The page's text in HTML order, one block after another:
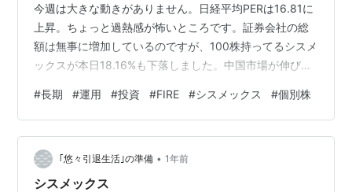
今週は大きな動きがありません。日経平均PERは16.81に
上昇。ちょっと過熱感が怖いところです。証券会社の総
額は無事に増加しているのですが、100株持ってるシスメ
ックスが本日18.16%も下落しました。中国市場が伸び悩
で、残りの期間での復活を待つばかりです。連日で下げ
るかもしれないと思いつつ、ナンピンで100株買ってしま
いました。 投資初心者は下がれば買い、上がれば売ると
言われますが、半分は私に当てはまっています。仕事を
していて日中の売買が出来ないので、これぐらいで買い
#長期 #運用 #投資 #FIRE #シスメックス #個別株
｢悠々引退生活｣の準備 • 1年前
シスメックス